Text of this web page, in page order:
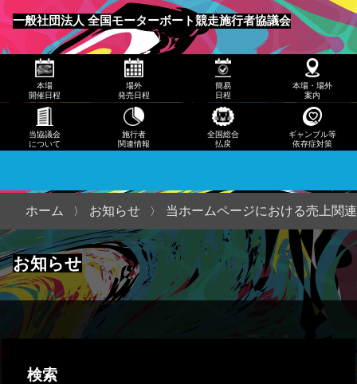
一般社団法人 全国モーターボート競走施行者協議会
メニュー
発売
日程
日程
本
場・
案内
当協
議会
につ
いて
本場
開催日程
場外
発売日程
簡易
日程
本場・場外
案内
当協議会
について
施行者
関連情報
全国総合
払戻
ギャンブル等
依存症対策
お知らせ
ホーム お知らせ 当ホームページにおける売上関
検索